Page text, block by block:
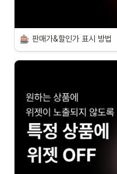
판매가&할인가 표시 방법